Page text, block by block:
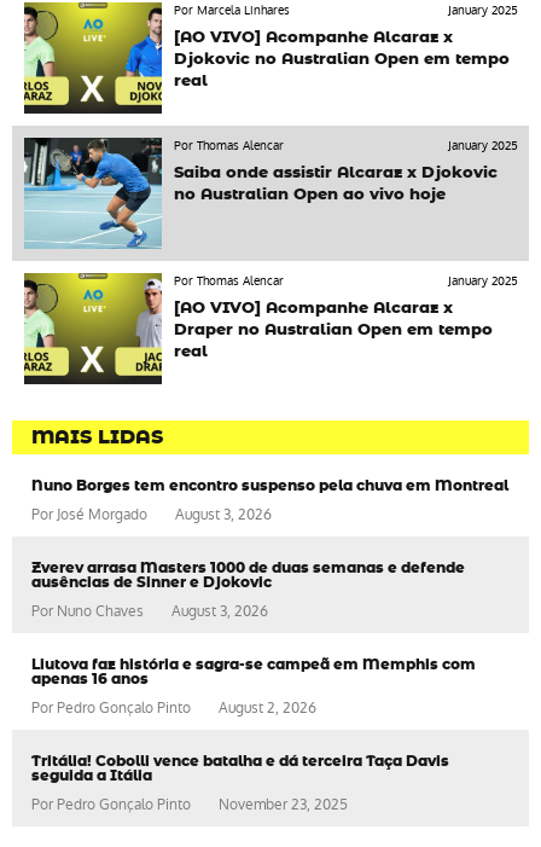
Por Marcela Linhares
January 2025
[AO VIVO] Acompanhe Alcaraz x
Djokovic no Australian Open em tempo
real
Por Thomas Alencar
January 2025
Saiba onde assistir Alcaraz x Djokovic
no Australian Open ao vivo hoje
Por Thomas Alencar
January 2025
[AO VIVO] Acompanhe Alcaraz x
Draper no Australian Open em tempo
real
MAIS LIDAS
Nuno Borges tem encontro suspenso pela chuva em Montreal
PorJosé Morgado August 3, 2026
Zverev arrasa Masters 1000 de duas semanas e defende
ausências de Sinner e Djokovic
Por Nuno Chaves August 3, 2026
Liutova faz história e sagra-se campeã em Memphis com
apenas 16 anos
PorPedro Gonçalo Pinto August 2, 2026
Tritália! Cobolli vence batalha e dá terceira Taça Davis
seguida a Itália
Por Pedro Gonçalo Pinto November 23, 2025